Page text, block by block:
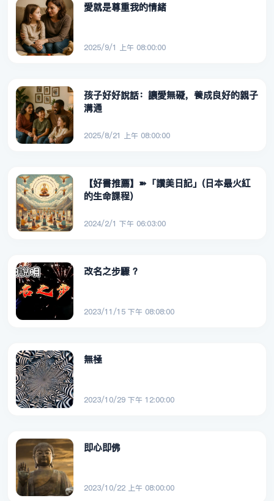
愛就是尊重我的情緒
2025/9/1 上午 08:00:00
孩子好好說話：讓愛無礙，養成良好的親子
溝通
2025/8/21 上午 08:00:00
【好書推薦】➽「讚美日記」(日本最火紅
的生命課程)
2024/2/1 下午 06:03:00
改名之步驟 ？
2023/11/15 下午 08:08:00
無極
2023/10/29 下午 12:00:00
即心即佛
2023/10/22 上午 08:00:00